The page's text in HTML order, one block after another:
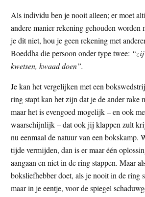
Als individu ben je nooit alleen; er moet
andere manier rekening gehouden worden
je dit niet, hou je geen rekening met
Boeddha die persoon onder type twee:
kwetsen, kwaad doen”.
Je kan het vergelijken met een
ring stapt kan het zijn dat je de ander rake
maar het is evengoed mogelijk – en ook
waarschijnlijk – dat ook jij klappen zult
nu eenmaal de natuur van een bokskamp.
tijde vermijden, dan is er maar één
aangaan en niet in de ring stappen. Maar
boksliefhebber doet, als je nooit in de ring
maar in je eentje, voor de spiegel